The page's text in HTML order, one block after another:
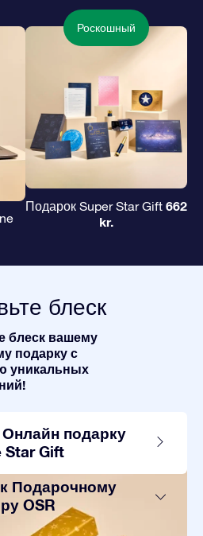
Роскошный
Подарок Super Star Gift 662
kr.
блеск
блеск вашему
подарку с
уникальных
подарку
Star Gift
Подарочному
OSR